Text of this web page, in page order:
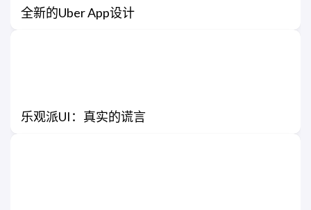
全新的Uber App设计
乐观派UI：真实的谎言